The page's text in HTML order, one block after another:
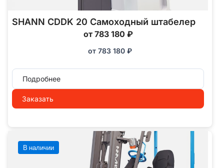
SHANN CDDK 20 Самоходный штабелер
от 783 180 ₽
от 783 180 ₽
Подробнее
Заказать
В наличии